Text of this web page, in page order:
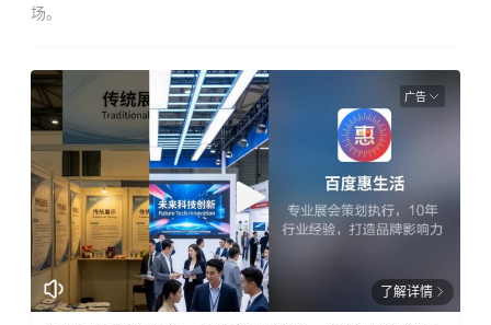
场。
广告
了解详情